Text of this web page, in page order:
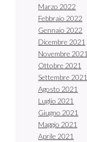
Marzo 2022
Febbraio 2022
Gennaio 2022
Dicembre 2021
Novembre 2021
Ottobre 2021
Settembre 2021
Agosto 2021
Luglio 2021
Giugno 2021
Maggio 2021
Aprile 2021